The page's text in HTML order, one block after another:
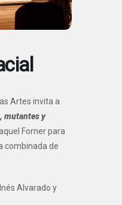
Artes invita a
mutantes y
Forner para
combinada de
Alvarado y